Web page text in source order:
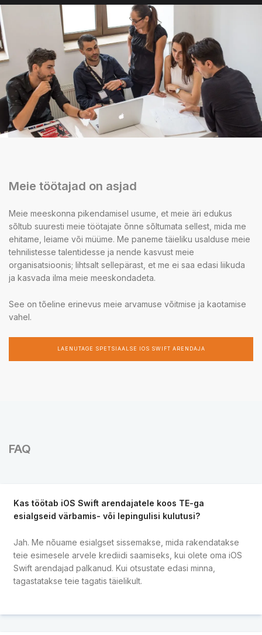
Meie töötajad on asjad
Meie meeskonna pikendamisel usume, et meie äri edukus
sõltub suuresti meie töötajate õnne sõltumata sellest, mida me
ehitame, leiame või müüme. Me paneme täieliku usalduse meie
tehnilistesse talentidesse ja nende kasvust meie
organisatsioonis; lihtsalt sellepärast, et me ei saa edasi liikuda
ja kasvada ilma meie meeskondadeta.
See on tõeline erinevus meie arvamuse võitmise ja kaotamise
vahel.
LAENUTAGE SPETSIAALSE IOS SWIFT ARENDAJA
FAQ
Kas töötab iOS Swift arendajatele koos TE-ga
esialgseid värbamis- või lepingulisi kulutusi?
Jah. Me nõuame esialgset sissemakse, mida rakendatakse
teie esimesele arvele krediidi saamiseks, kui olete oma iOS
Swift arendajad palkanud. Kui otsustate edasi minna,
tagastatakse teie tagatis täielikult.